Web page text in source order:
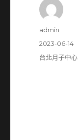
作
admin
發
佈
2023-06-14
分
台北月子中心